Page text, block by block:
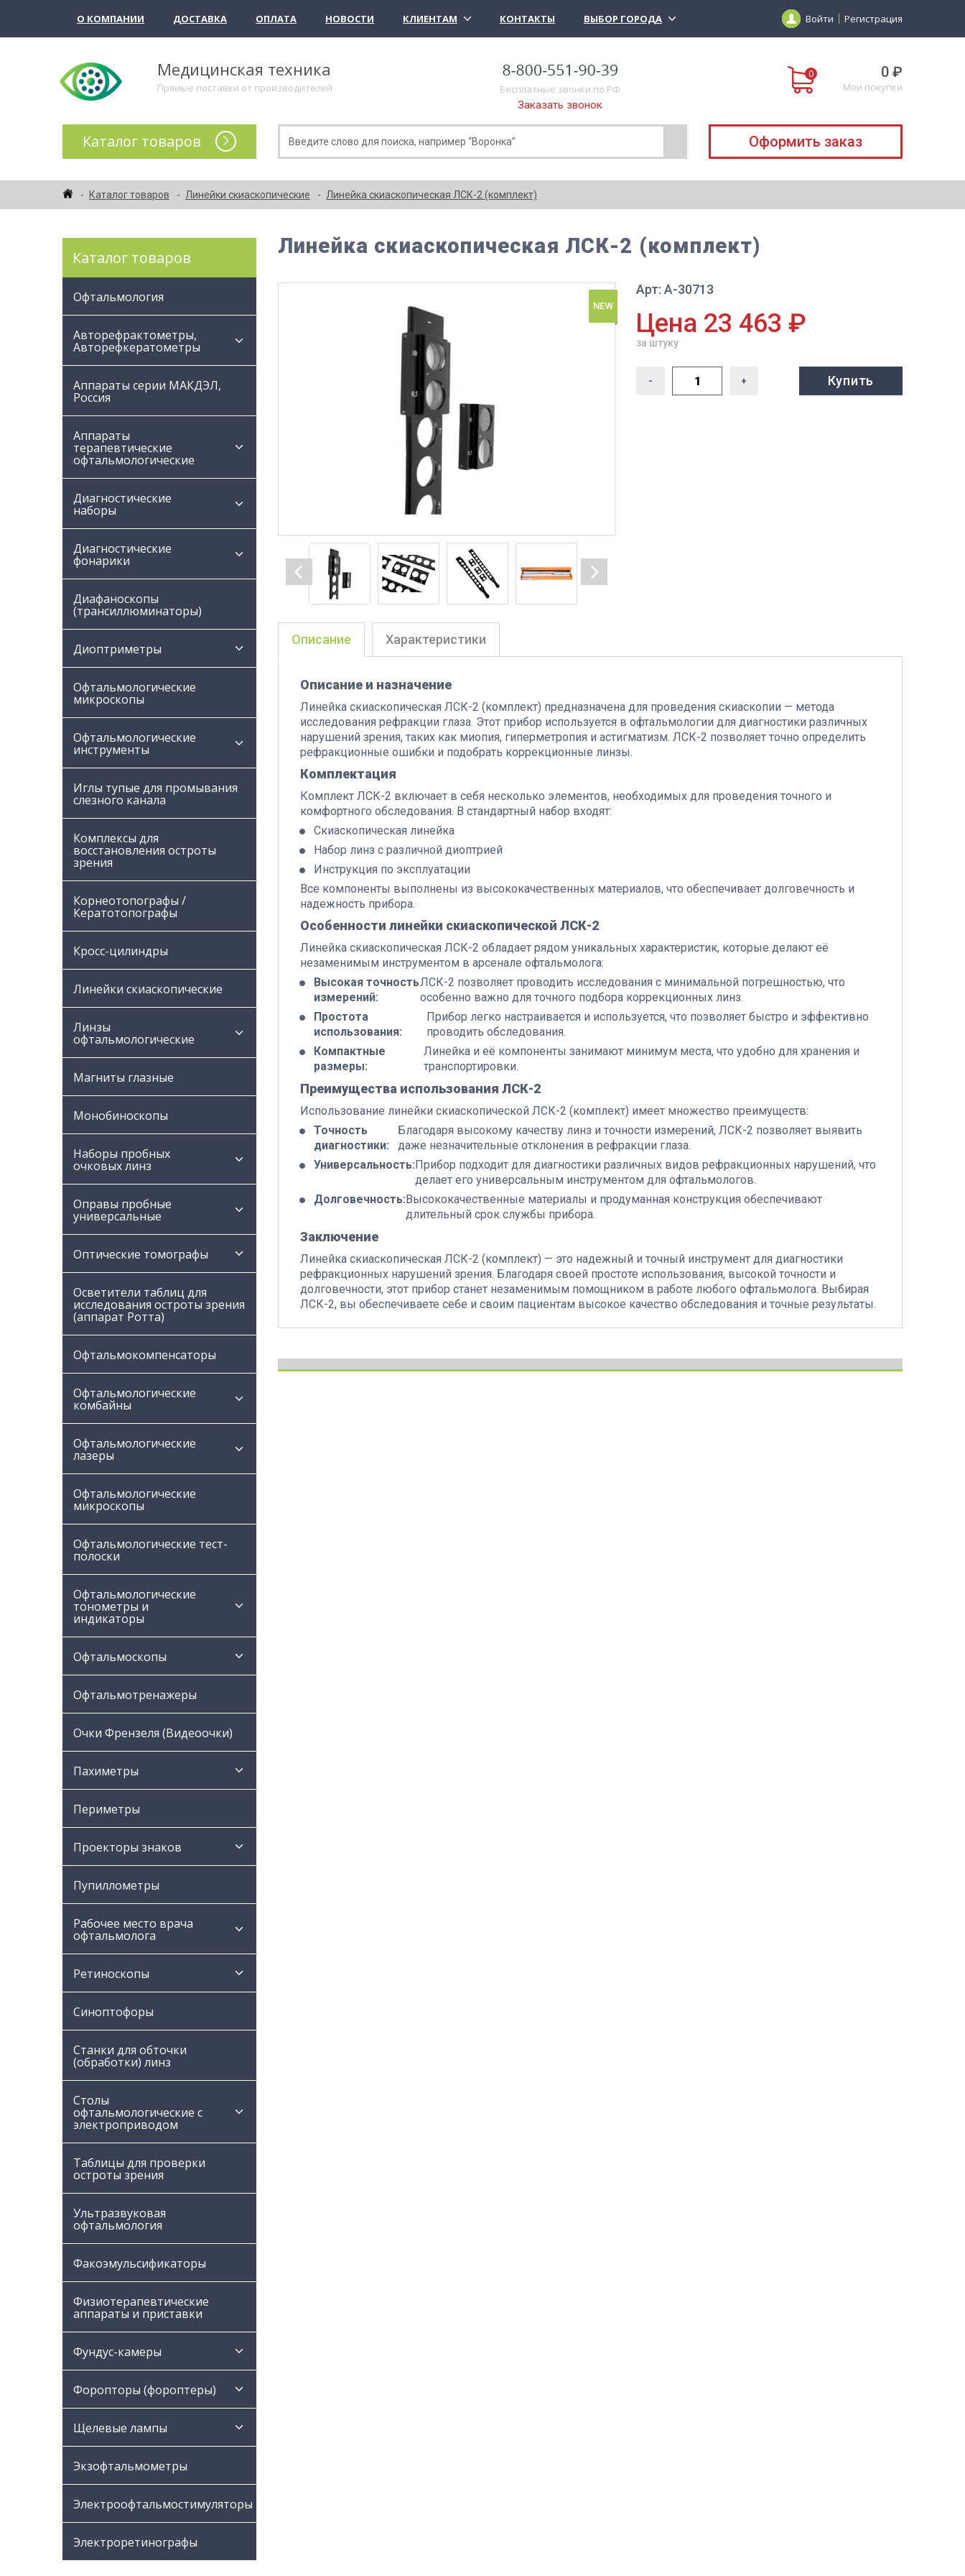
О КОМПАНИИ ДОСТАВКА ОПЛАТА НОВОСТИ КЛИЕНТАМ КОНТАКТЫ ВЫБОР ГОРОДА Войти Регистрация
Медицинская техника
Прямые поставки от производителей
Бесплатные звонки по РФ
Заказать звонок
0 ₽
Мои покупки
Каталог товаров Оформить заказ
Каталог товаров Линейки скиаскопические Линейка скиаскопическая ЛСК-2 (комплект)
Каталог товаров
Офтальмология
Авторефрактометры,
Авторефкератометры
Аппараты серии МАКДЭЛ,
Россия
Аппараты
терапевтические
офтальмологические
Диагностические
наборы
Диагностические
фонарики
Диафаноскопы
(трансиллюминаторы)
Диоптриметры
Офтальмологические
микроскопы
Офтальмологические
инструменты
Иглы тупые для промывания
слезного канала
Комплексы для
восстановления остроты
зрения
Корнеотопографы /
Кератотопографы
Кросс-цилиндры
Линейки скиаскопические
Линзы
офтальмологические
Магниты глазные
Монобиноскопы
Наборы пробных
очковых линз
Оправы пробные
универсальные
Оптические томографы
Осветители таблиц для
исследования остроты зрения
(аппарат Ротта)
Офтальмокомпенсаторы
Офтальмологические
комбайны
Офтальмологические
лазеры
Офтальмологические
микроскопы
Офтальмологические тест-
полоски
Офтальмологические
тонометры и
индикаторы
Офтальмоскопы
Офтальмотренажеры
Очки Френзеля (Видеоочки)
Пахиметры
Периметры
Проекторы знаков
Пупиллометры
Рабочее место врача
офтальмолога
Ретиноскопы
Синоптофоры
Станки для обточки
(обработки) линз
Столы
офтальмологические с
электроприводом
Таблицы для проверки
остроты зрения
Ультразвуковая
офтальмология
Факоэмульсификаторы
Физиотерапевтические
аппараты и приставки
Фундус-камеры
Форопторы (фороптеры)
Щелевые лампы
Экзофтальмометры
Электроофтальмостимуляторы
Электроретинографы
Линейка скиаскопическая ЛСК-2 (комплект)
NEW
Арт: А-30713
Цена 23 463 ₽
за штуку
- + Купить
Описание
Описание и назначение
Линейка скиаскопическая ЛСК-2 (комплект) предназначена для проведения скиаскопии — метода
исследования рефракции глаза. Этот прибор используется в офтальмологии для диагностики различных
нарушений зрения, таких как миопия, гиперметропия и астигматизм. ЛСК-2 позволяет точно определить
рефракционные ошибки и подобрать коррекционные линзы.
Комплектация
Комплект ЛСК-2 включает в себя несколько элементов, необходимых для проведения точного и
комфортного обследования. В стандартный набор входят:
Скиаскопическая линейка
Набор линз с различной диоптрией
Инструкция по эксплуатации
Все компоненты выполнены из высококачественных материалов, что обеспечивает долговечность и
надежность прибора.
Особенности линейки скиаскопической ЛСК-2
Линейка скиаскопическая ЛСК-2 обладает рядом уникальных характеристик, которые делают её
незаменимым инструментом в арсенале офтальмолога:
Высокая точность
измерений:
ЛСК-2 позволяет проводить исследования с минимальной погрешностью, что
особенно важно для точного подбора коррекционных линз.
Простота
использования:
Прибор легко настраивается и используется, что позволяет быстро и эффективно
проводить обследования.
Компактные
размеры:
Линейка и её компоненты занимают минимум места, что удобно для хранения и
транспортировки.
Преимущества использования ЛСК-2
Использование линейки скиаскопической ЛСК-2 (комплект) имеет множество преимуществ:
Точность
диагностики:
Благодаря высокому качеству линз и точности измерений, ЛСК-2 позволяет выявить
даже незначительные отклонения в рефракции глаза.
Универсальность:Прибор подходит для диагностики различных видов рефракционных нарушений, что
делает его универсальным инструментом для офтальмологов.
Долговечность:Высококачественные материалы и продуманная конструкция обеспечивают
длительный срок службы прибора.
Заключение
Линейка скиаскопическая ЛСК-2 (комплект) — это надежный и точный инструмент для диагностики
рефракционных нарушений зрения. Благодаря своей простоте использования, высокой точности и
долговечности, этот прибор станет незаменимым помощником в работе любого офтальмолога. Выбирая
ЛСК-2, вы обеспечиваете себе и своим пациентам высокое качество обследования и точные результаты.
Характеристики